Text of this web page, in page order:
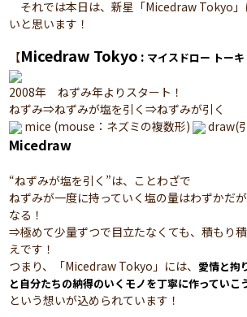
それでは本日は、新星「Micedraw Tokyo」
いと思います！
【Micedraw Tokyo : マイスドロー トー
2008年 ねずみ年よりスタート！
ねずみ⇒ねずみが塩を引く⇒ねずみが引く
mice (mouse：ネズミの複数形)
draw(
Micedraw
“ねずみが塩を引く”は、ことわざで
ねずみが一度に持っていく塩の量はわずかだ
なる！
⇒極めて少量ずつで目立たなくても、積もり
えです！
つまり、「Micedraw Tokyo」には、 愛情と拘
と自分たちの納得のいくモノを丁寧に作っていこ
という想いが込められています！